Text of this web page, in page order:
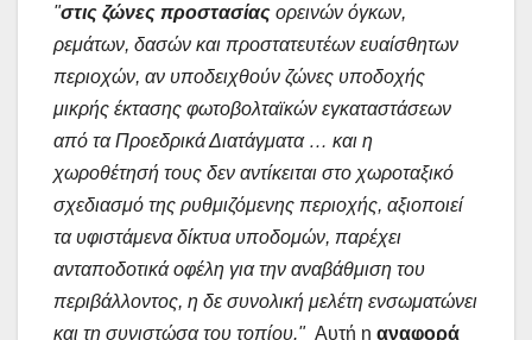
"στις ζώνες προστασίας ορεινών όγκων,
ρεμάτων, δασών και προστατευτέων ευαίσθητων
περιοχών, αν υποδειχθούν ζώνες υποδοχής
μικρής έκτασης φωτοβολταϊκών εγκαταστάσεων
από τα Προεδρικά Διατάγματα … και η
χωροθέτησή τους δεν αντίκειται στο χωροταξικό
σχεδιασμό της ρυθμιζόμενης περιοχής, αξιοποιεί
τα υφιστάμενα δίκτυα υποδομών, παρέχει
ανταποδοτικά οφέλη για την αναβάθμιση του
περιβάλλοντος, η δε συνολική μελέτη ενσωματώνει
και τη συνιστώσα του τοπίου." Αυτή η αναφορά